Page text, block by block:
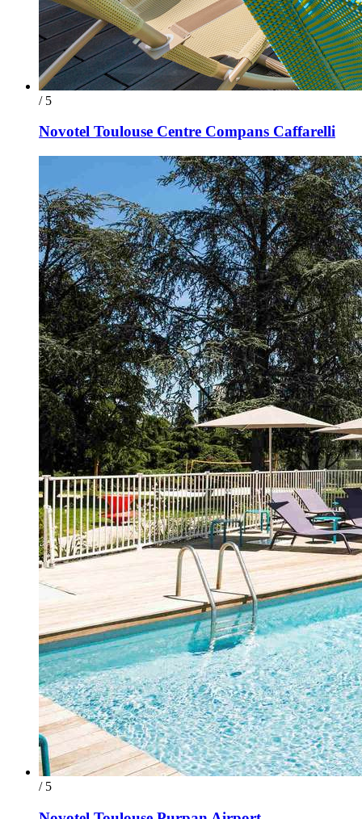
/ 5
Novotel Toulouse Centre Compans Caffarelli
/ 5